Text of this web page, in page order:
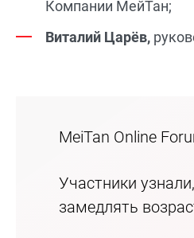
Компании МейТан;
Виталий Царёв,
MeiTan Online
Участники
замедлять